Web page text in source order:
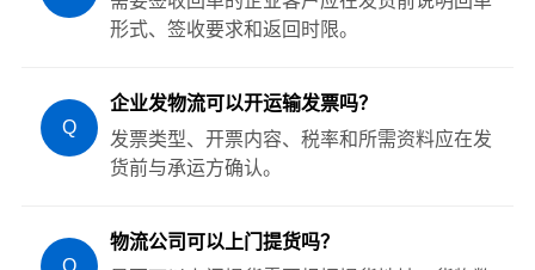
形式、签收要求和返回时限。
Q
企业发物流可以开运输发票吗？
发票类型、开票内容、税率和所需资料应在发
货前与承运方确认。
Q
物流公司可以上门提货吗？